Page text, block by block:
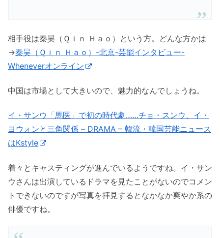
相手役は秦昊（Ｑｉｎ Ｈａｏ）という方。どんな方かは
→秦昊（Ｑｉｎ Ｈａｏ）-北京-芸能インタビュー-
Wheneverオンライン
中国は市場として大きいので、魅力的なんでしょうね。
イ・サンウ「馬医」で初の時代劇……チョ・スンウ、イ・
ヨウォンと三角関係 – DRAMA – 韓流・韓国芸能ニュース
はKstyle
着々とキャスティングが進んでいるようですね。イ・サン
ウさんは出演しているドラマを見たことがないのでコメン
トできないのですが写真を拝見するとなかなか爽やか系の
俳優ですね。